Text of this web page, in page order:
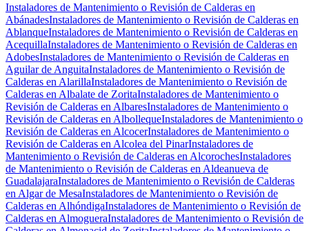
Instaladores de Mantenimiento o Revisión de Calderas en
AbánadesInstaladores de Mantenimiento o Revisión de Calderas en
AblanqueInstaladores de Mantenimiento o Revisión de Calderas en
AcequillaInstaladores de Mantenimiento o Revisión de Calderas en
AdobesInstaladores de Mantenimiento o Revisión de Calderas en
Aguilar de AnguitaInstaladores de Mantenimiento o Revisión de
Calderas en AlarillaInstaladores de Mantenimiento o Revisión de
Calderas en Albalate de ZoritaInstaladores de Mantenimiento o
Revisión de Calderas en AlbaresInstaladores de Mantenimiento o
Revisión de Calderas en AlbollequeInstaladores de Mantenimiento o
Revisión de Calderas en AlcocerInstaladores de Mantenimiento o
Revisión de Calderas en Alcolea del PinarInstaladores de
Mantenimiento o Revisión de Calderas en AlcorochesInstaladores
de Mantenimiento o Revisión de Calderas en Aldeanueva de
GuadalajaraInstaladores de Mantenimiento o Revisión de Calderas
en Algar de MesaInstaladores de Mantenimiento o Revisión de
Calderas en AlhóndigaInstaladores de Mantenimiento o Revisión de
Calderas en AlmogueraInstaladores de Mantenimiento o Revisión de